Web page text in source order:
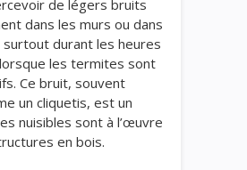
de légers bruits
dans les murs ou dans
surtout durant les heures
les termites sont
Ce bruit, souvent
un cliquetis, est un
nuisibles sont à l’œuvre
en bois.